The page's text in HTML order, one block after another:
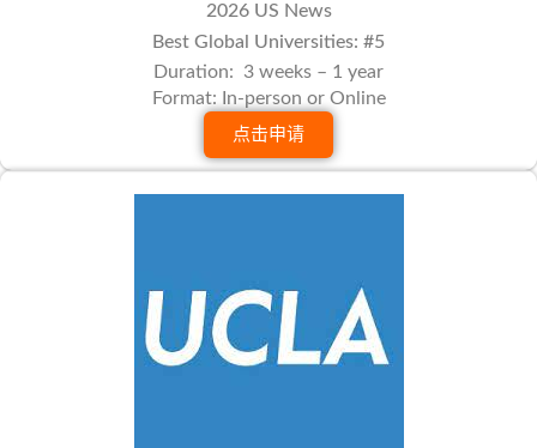
2026 US News
Best Global Universities: #5
Duration: 3 weeks – 1 year
Format: In-person or Online
点击申请